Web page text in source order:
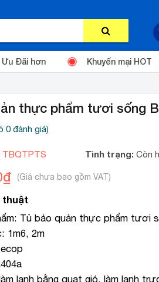
Ưu Đãi hơn Khuyến mại HOT
thực phẩm tươi sống
0đánh giá)
TBQTPTS Tình trạng: Còn
₫
thuật
Tủ bảo quản thực phẩm tươi
1m6, 2m
lạnh bằng quạt gió, làm lạnh